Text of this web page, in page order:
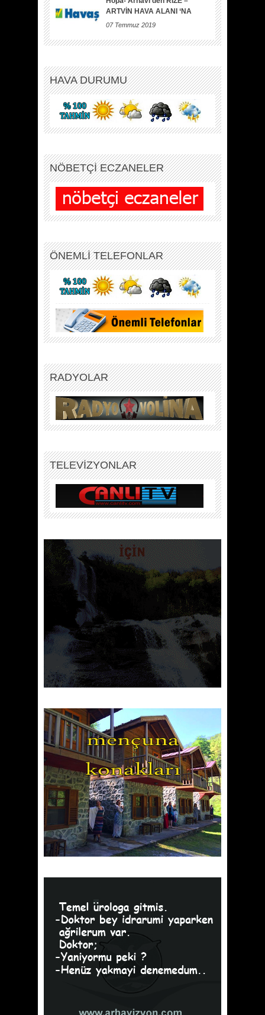
ARTVİN HAVA ALANI ‘NA
07 Temmuz 2019
HAVA DURUMU
NÖBETÇİ ECZANELER
ÖNEMLİ TELEFONLAR
RADYOLAR
TELEVİZYONLAR